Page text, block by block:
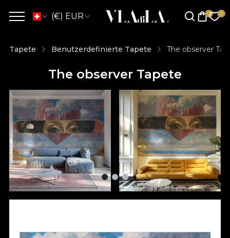
(€) EUR
Tapete Benutzerdefinierte Tapete The observer
The observer Tapete